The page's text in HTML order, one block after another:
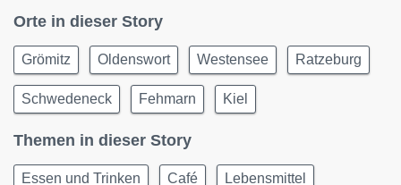
Orte in dieser Story
Grömitz Oldenswort Westensee Ratzeburg
Schwedeneck Fehmarn Kiel
Themen in dieser Story
Essen und Trinken Café Lebensmittel